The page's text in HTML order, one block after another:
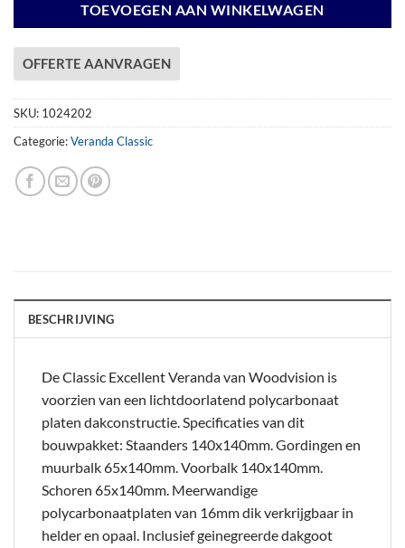
TOEVOEGEN AAN WINKELWAGEN
OFFERTE AANVRAGEN
SKU: 1024202
Categorie:Veranda Classic
BESCHRIJVING
De Classic Excellent Veranda van Woodvision is
voorzien van een lichtdoorlatend polycarbonaat
platen dakconstructie. Specificaties van dit
bouwpakket: Staanders 140x140mm. Gordingen en
muurbalk 65x140mm. Voorbalk 140x140mm.
Schoren 65x140mm. Meerwandige
polycarbonaatplaten van 16mm dik verkrijgbaar in
helder en opaal. Inclusief geinegreerde dakgoot